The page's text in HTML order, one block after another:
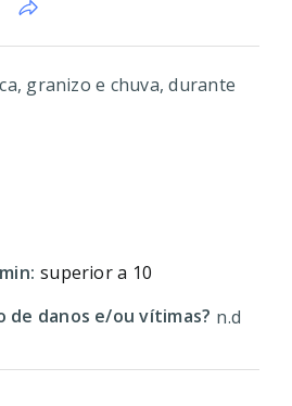
granizo e chuva, durante
superior a 10
de danos e/ou vítimas? n.d